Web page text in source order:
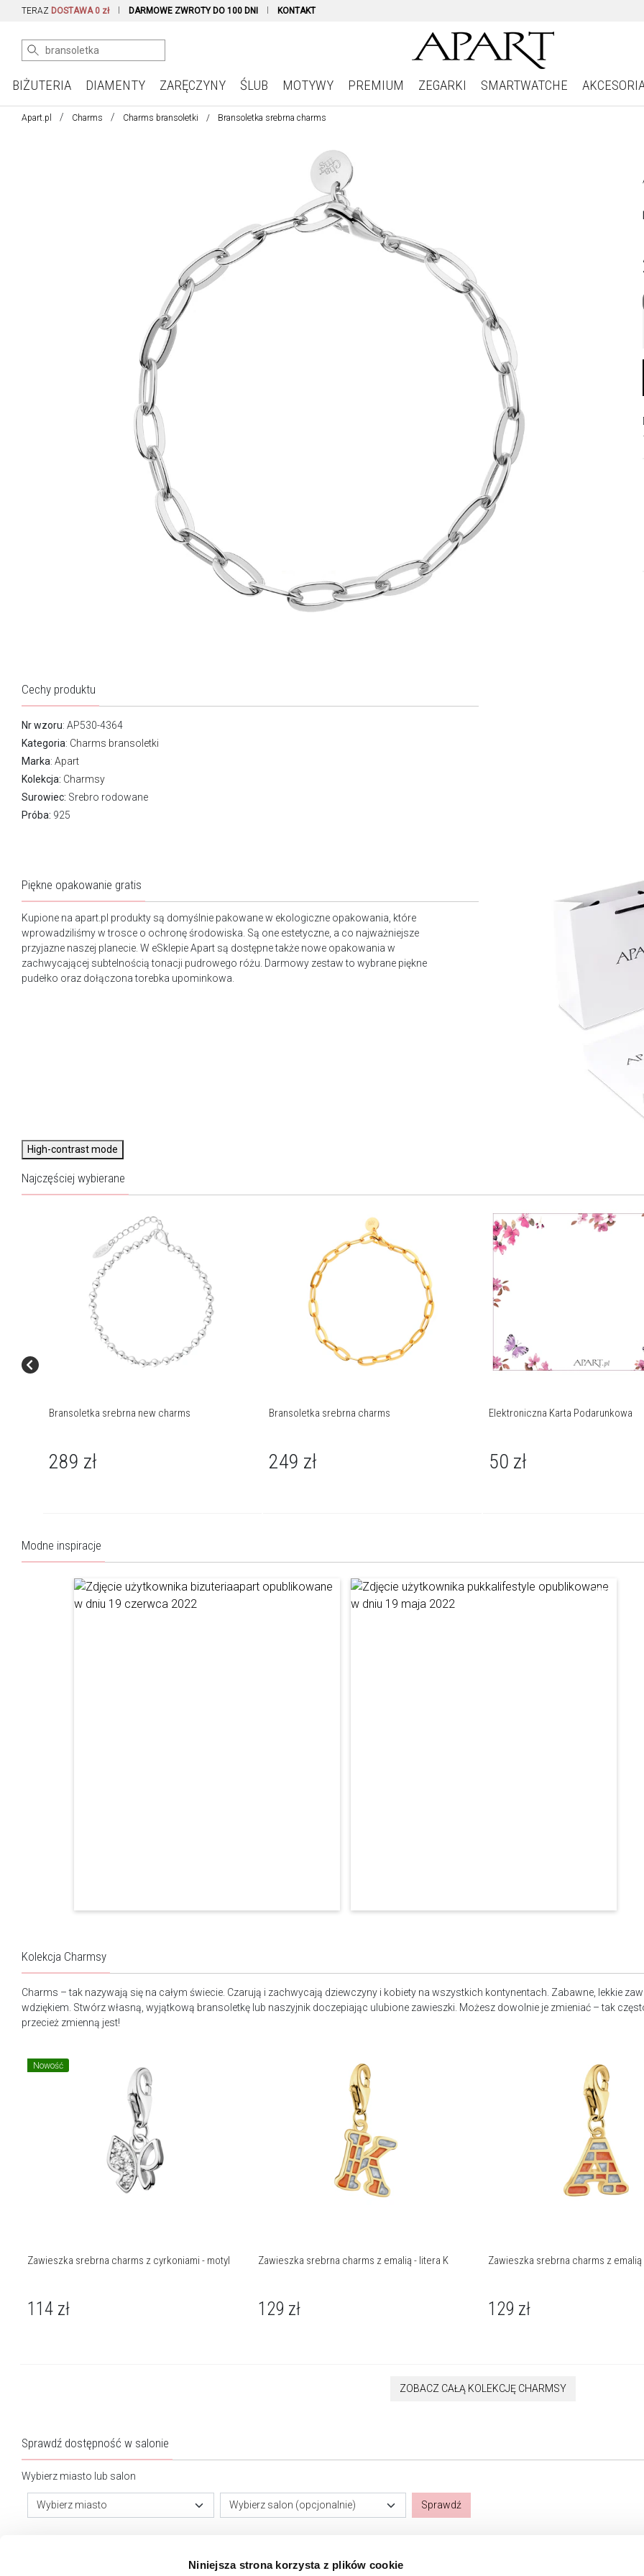
Niniejsza strona korzysta z plików cookie
TERAZ DOSTAWA 0 zł DARMOWE ZWROTY DO 100 DNI KONTAKT
BIŻUTERIA DIAMENTY ZARĘCZYNY ŚLUB MOTYWY PREMIUM ZEGARKI SMARTWATCHE
Apart.pl Charms Charms bransoletki Bransoletka srebrna charms
Cechy produktu
Nr wzoru: AP530-4364
Kategoria: Charms bransoletki
Marka: Apart
Kolekcja: Charmsy
Surowiec: Srebro rodowane
Próba: 925
Piękne opakowanie gratis
Kupione na apart.pl produkty są domyślnie pakowane w ekologiczne opakowania, które
wprowadziliśmy w trosce o ochronę środowiska. Są one estetyczne, a co najważniejsze
przyjazne naszej planecie. W eSklepie Apart są dostępne także nowe opakowania w
zachwycającej subtelnością tonacji pudrowego różu. Darmowy zestaw to wybrane piękne
pudełko oraz dołączona torebka upominkowa.
High-contrast mode
Najczęściej wybierane
Bransoletka srebrna new charms
289 zł
Bransoletka srebrna charms
249 zł
Elektroniczna Karta Podarunkowa
50 zł
Modne inspiracje
Kolekcja Charmsy
Charms – tak nazywają się na całym świecie. Czarują i zachwycają dziewczyny i kobiety na wszystkich kontynentach. Zabawne, lekkie
wdziękiem. Stwórz własną, wyjątkową bransoletkę lub naszyjnik doczepiając ulubione zawieszki. Możesz dowolnie je zmieniać – tak
przecież zmienną jest!
Nowość
Zawieszka srebrna charms z cyrkoniami - motyl
114 zł
Zawieszka srebrna charms z emalią - litera K
129 zł
Zawieszka srebrna charms z emalią
129 zł
ZOBACZ CAŁĄ KOLEKCJĘ CHARMSY
Sprawdź dostępność w salonie
Wybierz miasto lub salon
Wybierz miasto Wybierz salon (opcjonalnie) Sprawdź